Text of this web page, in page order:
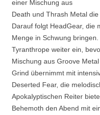
einer Mischung aus
Death und Thrash Metal
Darauf folgt HeadGear, die
Menge in Schwung
Tyranthrope weiter ein,
Mischung aus Groove
Grind übernimmt mit
Deserted Fear, die
Apokalyptischen Reiter
Behemoth den Abend mit